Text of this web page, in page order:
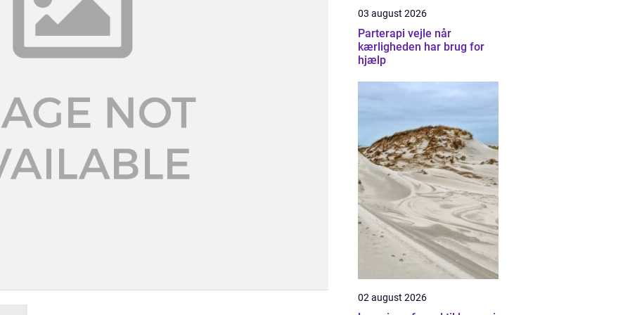
03 august 2026
Parterapi vejle når
kærligheden har brug for
hjælp
02 august 2026